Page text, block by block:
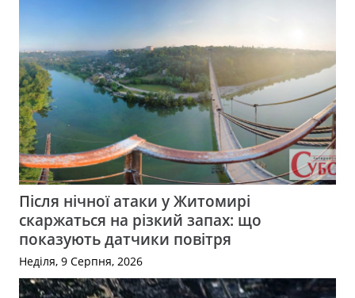
Після нічної атаки у Житомирі
скаржаться на різкий запах: що
показують датчики повітря
Неділя, 9 Серпня, 2026